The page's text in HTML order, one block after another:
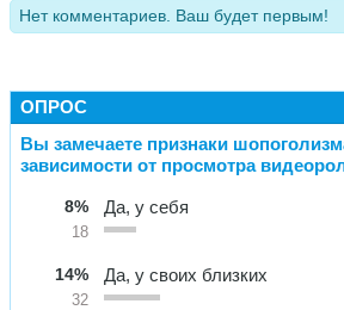
Нет комментариев. Ваш будет первым!
ОПРОС
Вы замечаете признаки
зависимости от просмотра
8%
18
Да, у себя
14%
32
Да, у своих близких